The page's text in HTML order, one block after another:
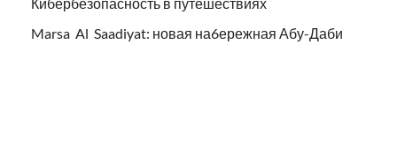
Marsa Al Saadiyat: новая на6ережная Абу-Даби